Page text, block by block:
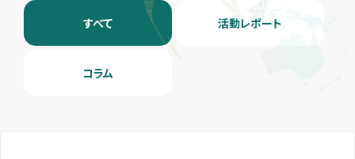
すべて 活動レポート
コラム